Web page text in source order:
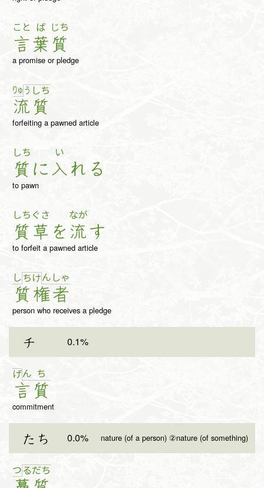
こと
言
ば
葉
じち
質
a promise or pledge
りゅ う
流
しち
質
forfeiting a pawned article
しち
質 に
い
入れ る
to pawn
しち
質
ぐさ
草 を
なが
流す
to forfeit a pawned article
し ち
質
けん
権
しゃ
者
person who receives a pledge
チ 0.1%
げん
言
ち
質
commitment
たち 0.0% nature (of a person) ②nature (of something)
つ るだち